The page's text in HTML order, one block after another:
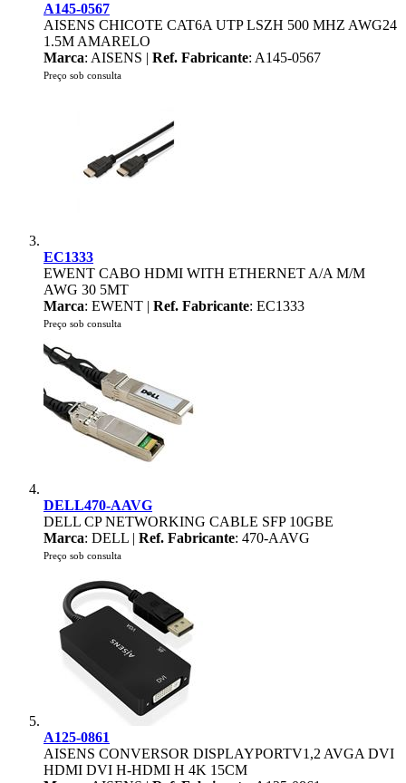
A145-0567
AISENS CHICOTE CAT6A UTP LSZH 500 MHZ AWG24
1.5M AMARELO
Marca: AISENS | Ref. Fabricante: A145-0567
Preço sob consulta
EC1333
EWENT CABO HDMI WITH ETHERNET A/A M/M
AWG 30 5MT
Marca: EWENT | Ref. Fabricante: EC1333
Preço sob consulta
DELL470-AAVG
DELL CP NETWORKING CABLE SFP 10GBE
Marca: DELL | Ref. Fabricante: 470-AAVG
Preço sob consulta
A125-0861
AISENS CONVERSOR DISPLAYPORTV1,2 AVGA DVI
HDMI DVI H-HDMI H 4K 15CM